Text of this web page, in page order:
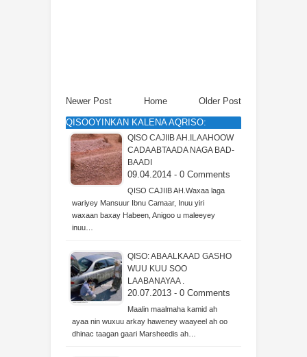
Newer Post Older Post
Home
QISOOYINKAN KALENA AQRISO:
QISO CAJIIB AH.ILAAHOOW
CADAABTAADA NAGA BAD-
BAADI
09.04.2014 - 0 Comments
QISO CAJIIB AH.Waxaa laga
wariyey Mansuur Ibnu Camaar, Inuu yiri
waxaan baxay Habeen, Anigoo u maleeyey
inuu…
QISO: ABAALKAAD GASHO
WUU KUU SOO
LAABANAYAA .
20.07.2013 - 0 Comments
Maalin maalmaha kamid ah
ayaa nin wuxuu arkay haweney waayeel ah oo
dhinac taagan gaari Marsheedis ah…